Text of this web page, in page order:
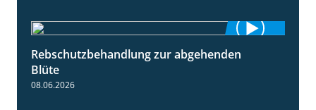
3:06
Rebschutzbehandlung zur abgehenden
Blüte
08.06.2026